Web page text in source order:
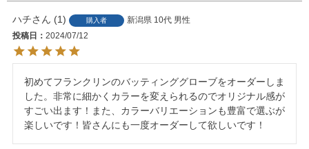
ハチ 1 購入者 新潟県 10代 男性
投稿日
2024/07/12
初めてフランクリンのバッティンググローブをオーダーしま
した。非常に細かくカラーを変えられるのでオリジナル感が
すごい出ます！また、カラーバリエーションも豊富で選ぶが
楽しいです！皆さんにも一度オーダーして欲しいです！